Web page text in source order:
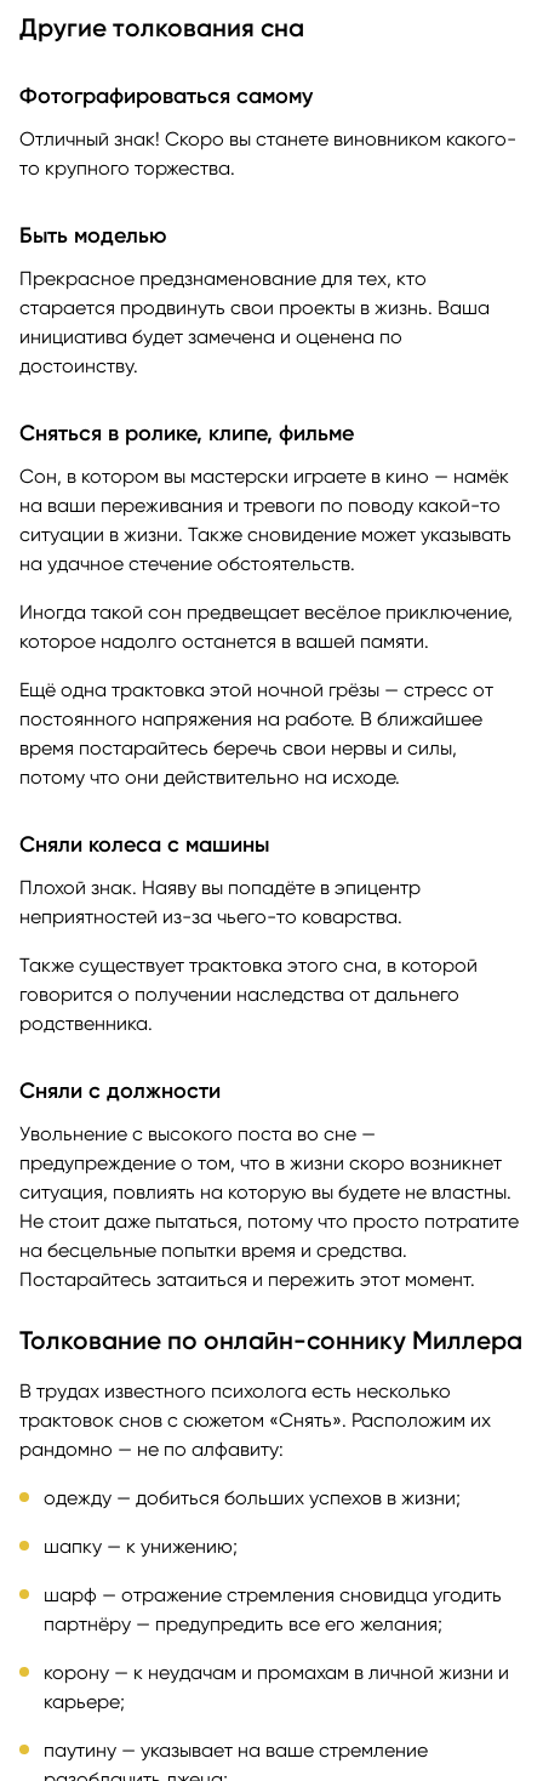
Другие толкования сна
Фотографироваться самому
Отличный знак! Скоро вы станете виновником какого-
то крупного торжества.
Быть моделью
Прекрасное предзнаменование для тех, кто
старается продвинуть свои проекты в жизнь. Ваша
инициатива будет замечена и оценена по
достоинству.
Сняться в ролике, клипе, фильме
Сон, в котором вы мастерски играете в кино — намёк
на ваши переживания и тревоги по поводу какой-то
ситуации в жизни. Также сновидение может указывать
на удачное стечение обстоятельств.
Иногда такой сон предвещает весёлое приключение,
которое надолго останется в вашей памяти.
Ещё одна трактовка этой ночной грёзы — стресс от
постоянного напряжения на работе. В ближайшее
время постарайтесь беречь свои нервы и силы,
потому что они действительно на исходе.
Сняли колеса с машины
Плохой знак. Наяву вы попадёте в эпицентр
неприятностей из-за чьего-то коварства.
Также существует трактовка этого сна, в которой
говорится о получении наследства от дальнего
родственника.
Сняли с должности
Увольнение с высокого поста во сне —
предупреждение о том, что в жизни скоро возникнет
ситуация, повлиять на которую вы будете не властны.
Не стоит даже пытаться, потому что просто потратите
на бесцельные попытки время и средства.
Постарайтесь затаиться и пережить этот момент.
Толкование по онлайн-соннику Миллера
В трудах известного психолога есть несколько
трактовок снов с сюжетом «Снять». Расположим их
рандомно — не по алфавиту:
одежду — добиться больших успехов в жизни;
шапку — к унижению;
шарф — отражение стремления сновидца угодить
партнёру — предупредить все его желания;
корону — к неудачам и промахам в личной жизни и
карьере;
паутину — указывает на ваше стремление